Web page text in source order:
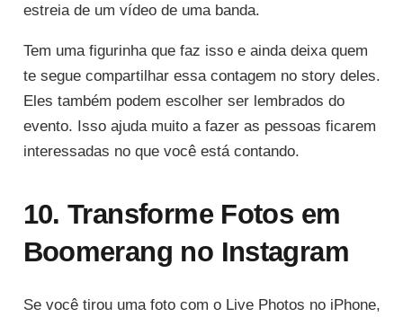
estreia de um vídeo de uma banda.
Tem uma figurinha que faz isso e ainda deixa quem
te segue compartilhar essa contagem no story deles.
Eles também podem escolher ser lembrados do
evento. Isso ajuda muito a fazer as pessoas ficarem
interessadas no que você está contando.
10. Transforme Fotos em
Boomerang no Instagram
Se você tirou uma foto com o Live Photos no iPhone,